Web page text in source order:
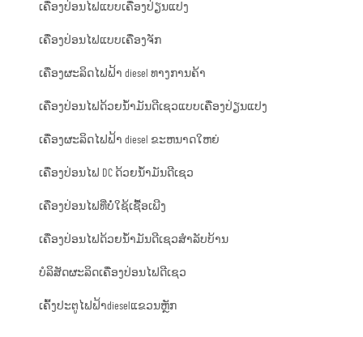
ເຄື່ອງປ່ອນໄຟແບບເຄື່ອງປ່ຽນແປງ
ເຄື່ອງປ່ອນໄຟແບບເຄື່ອງຈັກ
ເຄື່ອງຜະລິດໄຟຟ້າ diesel ທາງການຄ້າ
ເຄື່ອງປ່ອນໄຟດ້ວຍນ້ຳມັນດີເຊວແບບເຄື່ອງປ່ຽນແປງ
ເຄື່ອງຜະລິດໄຟຟ້າ diesel ຂະຫນາດໃຫຍ່
ເຄື່ອງປ່ອນໄຟ DC ດ້ວຍນ້ຳມັນດີເຊວ
ເຄື່ອງປ່ອນໄຟທີ່ບໍ່ໃຊ້ເຊື້ອເພີງ
ເຄື່ອງປ່ອນໄຟດ້ວຍນ້ຳມັນດີເຊວສຳລັບບ້ານ
ບໍລິສັດຜະລິດເຄື່ອງປ່ອນໄຟດີເຊວ
ເຄົ້ງປະຕູໄຟຟ້າdieselແຂວນຫຼັກ